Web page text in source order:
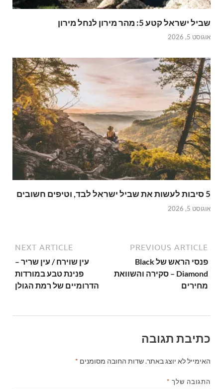
שביל ישראל קטע 5: מהר מירון לנחל מירון
אוגוסט 5, 2026
5 סיבות לעשות את שביל ישראל לבד, וטיפים חשובים
אוגוסט 5, 2026
PREVIOUS ARTICLE
פנסי הראש של Black
Diamond – סקירה והשוואת
מחירים
NEXT ARTICLE
עין שוירח / עין שריר –
פנינת טבע במורדות
הדרומיים של רמת הגולן
כתיבת תגובה
האימייל לא יוצג באתר.שדות החובה מסומנים *
התגובה שלך *